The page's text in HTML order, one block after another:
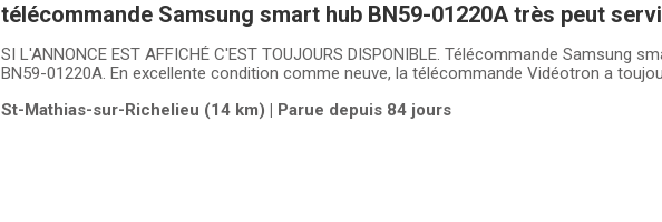
télécommande Samsung smart hub BN59-01220A très peut
SI L'ANNONCE EST AFFICHÉ C'EST TOUJOURS DISPONIBLE. Télécommande Samsung
BN59-01220A. En excellente condition comme neuve, la télécommande Vidéotron a
St-Mathias-sur-Richelieu (14 km) | Parue depuis 84 jours